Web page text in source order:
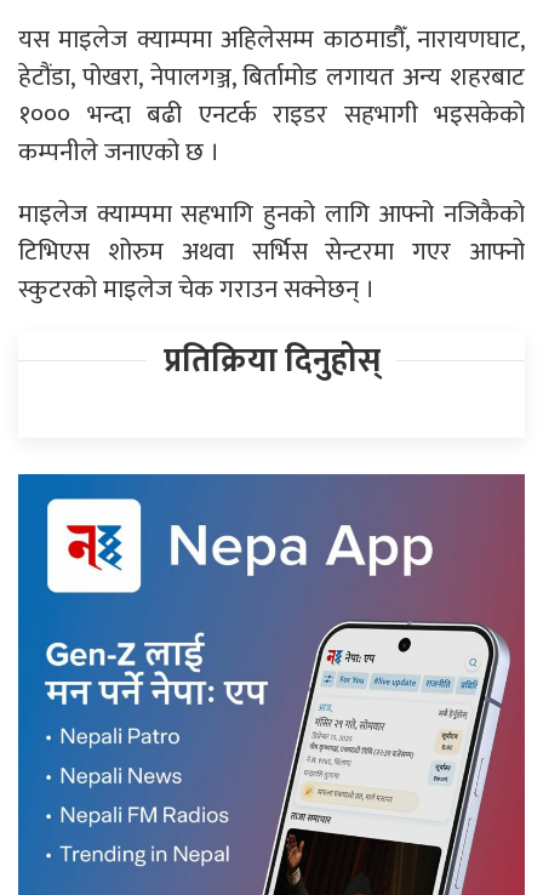
यस माइलेज क्याम्पमा अहिलेसम्म काठमाडौँ, नारायणघाट,
हेटौंडा, पोखरा, नेपालगञ्ज, बिर्तामोड लगायत अन्य शहरबाट
१००० भन्दा बढी एनटर्क राइडर सहभागी भइसकेको
कम्पनीले जनाएको छ ।
माइलेज क्याम्पमा सहभागि हुनको लागि आफ्नो नजिकैको
टिभिएस शोरुम अथवा सर्भिस सेन्टरमा गएर आफ्नो
स्कुटरको माइलेज चेक गराउन सक्नेछन् ।
प्रतिक्रिया दिनुहोस्